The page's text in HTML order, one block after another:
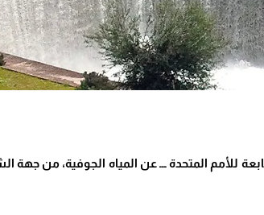
للأمم المتحدة ـــ عن المياه الجوفية، من جهة